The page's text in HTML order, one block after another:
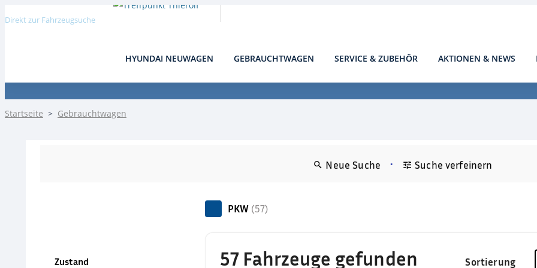
Direkt zur Fahrzeugsuche
HYUNDAI NEUWAGEN GEBRAUCHTWAGEN SERVICE & ZUBEHÖR AKTIONEN & NEWS
Startseite > Gebrauchtwagen
Neue Suche • Suche verfeinern
PKW (57)
Zustand 57 Fahrzeuge gefunden Sortierung